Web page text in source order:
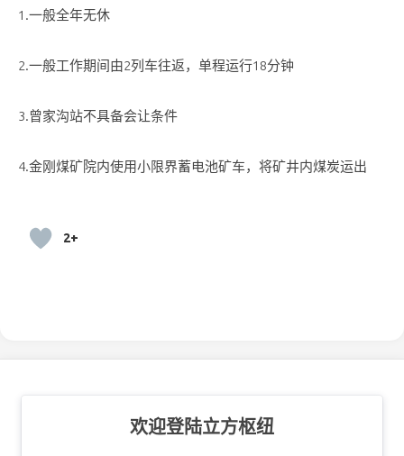
1.一般全年无休
2.一般工作期间由2列车往返，单程运行18分钟
3.曾家沟站不具备会让条件
4.金刚煤矿院内使用小限界蓄电池矿车，将矿井内煤炭运出
2+
欢迎登陆立方枢纽